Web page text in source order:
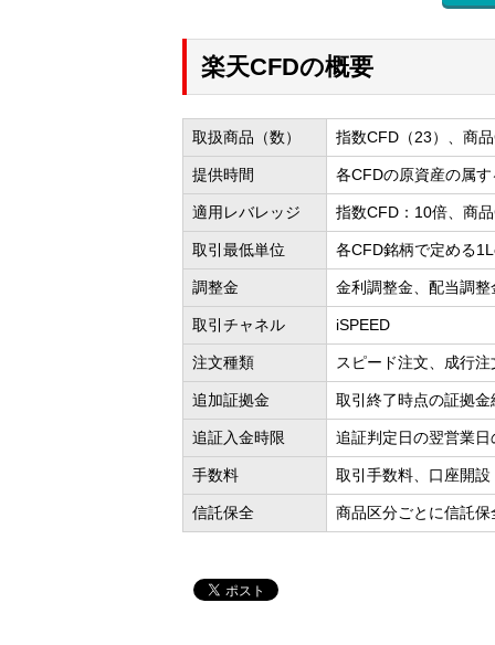
楽天CFDの概要
取扱商品（数） 指数CFD（23）、商
提供時間 各CFDの原資産の属
適用レバレッジ 指数CFD：10倍、商
取引最低単位 各CFD銘柄で定める
調整金 金利調整金、配当調
取引チャネル iSPEED
注文種類 スピード注文、成行
追加証拠金 取引終了時点の証拠
追証入金時限 追証判定日の翌営業
手数料 取引手数料、口座開
信託保全 商品区分ごとに信託保